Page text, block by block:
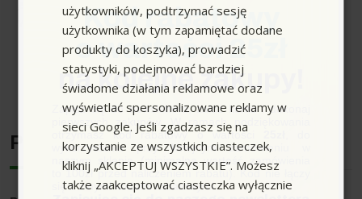
Adapter przeznaczony jest do myjek
wysokociśnieniowych Karcher z serii HD/HDS
EASY!Force.
Aktualny asortyment
HD 10/15-4 Cage Food
HD 10/21-4 Cage
HD 10/21-4 S Plus
HD 10/21-4 SX Plus
HD 10/23-4 S
HD 10/23-4 S Plus
HD 10/23-4 SX Plus
Rozwiń pełen opis produktu
Producent
użytkowników, podtrzymać sesję
użytkownika (w tym zapamiętać dodane
produkty do koszyka), prowadzić
statystyki, podejmować bardziej
świadome działania reklamowe oraz
wyświetlać spersonalizowane reklamy w
sieci Google. Jeśli zgadzasz się na
korzystanie ze wszystkich ciasteczek,
kliknij „AKCEPTUJ WSZYSTKIE”. Możesz
także zaakceptować ciasteczka wyłącznie
Kod rabatowy
o wartości 25zł
na kolejne zakupy!
Zapisz się do newslettera, załóż konto i dokonaj
pierwszych zakupów. W ramach podziękowania
otrzymasz kod rabatowy o wartości
wykorzystania przy kolejnym zamówieniu w
naszym sklepie (minimalna wartość zamówienia
to 100zł przed naliczeniem rabatu). Kod nie łączy
się z innymi kodami rabatowymi.